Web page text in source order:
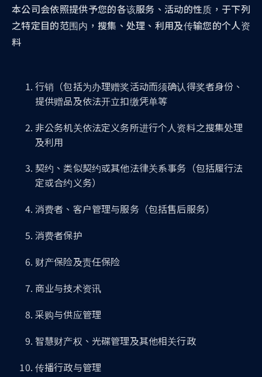
本公司会依照提供予您的各该服务、活动的性质，于下列
之特定目的范围内，搜集、处理、利用及传输您的个人资
料
行销（包括为办理赠奖活动而须确认得奖者身份、
提供赠品及依法开立扣缴凭单等
非公务机关依法定义务所进行个人资料之搜集处理
及利用
契约、类似契约或其他法律关系事务（包括履行法
定或合约义务）
消费者、客户管理与服务（包括售后服务）
消费者保护
财产保险及责任保险
商业与技术资讯
采购与供应管理
智慧财产权、光碟管理及其他相关行政
传播行政与管理